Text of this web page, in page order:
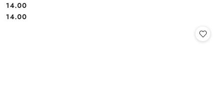
Cena:
14.00
Cena:
14.00